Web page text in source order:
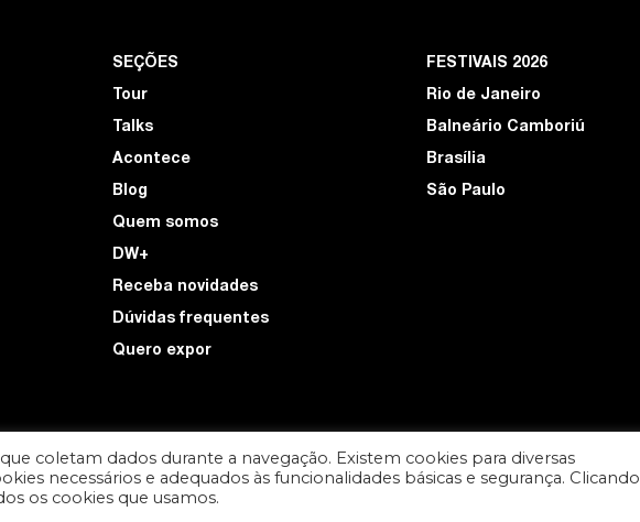
SEÇÕES
Tour
Talks
Acontece
Blog
Quem somos
DW+
Receba novidades
Dúvidas frequentes
Quero expor
FESTIVAIS 2026
Rio de Janeiro
Balneário Camboriú
Brasília
São Paulo
DESIGN POR
coletam dados durante a navegação. Existem cookies para diversas
necessários e adequados às funcionalidades básicas e segurança. Clicando
os cookies que usamos.